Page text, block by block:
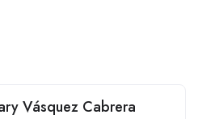
Vásquez Cabrera